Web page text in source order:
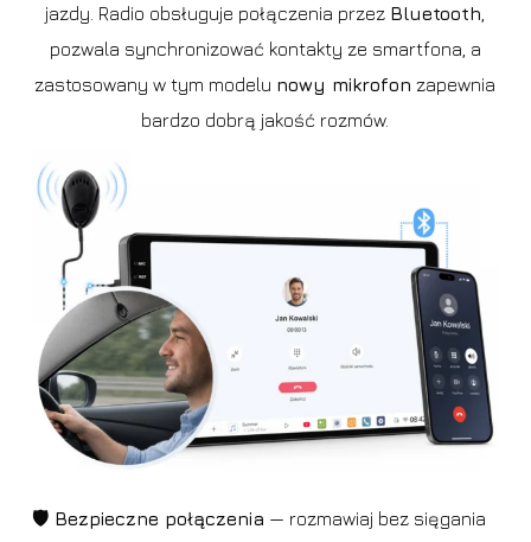
jazdy. Radio obsługuje połączenia przez Bluetooth
pozwala synchronizować kontakty ze smartfona, a
zastosowany w tym modelu nowy mikrofon zapewnia
bardzo dobrą jakość rozmów.
🛡️ Bezpieczne połączenia — rozmawiaj bez sięgania